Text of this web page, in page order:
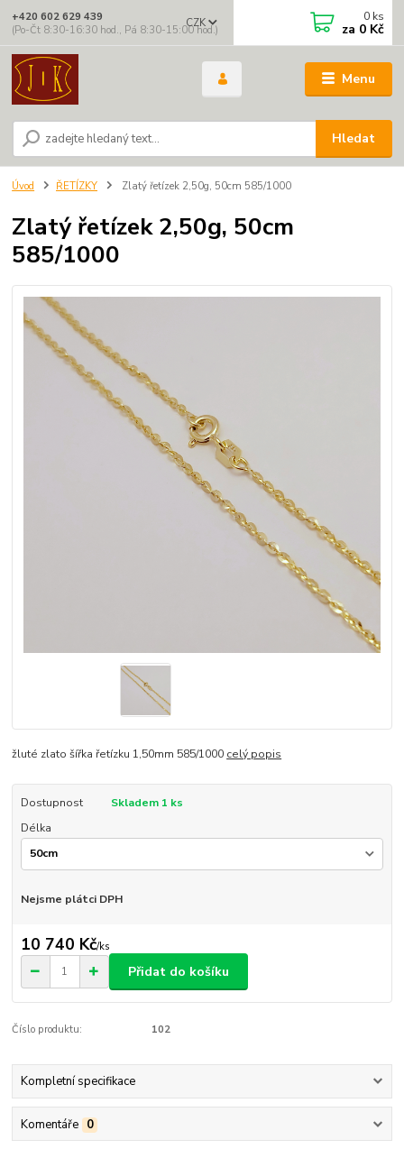
Menu
CZK
Hledat
+420 602 629 439
(Po-Čt 8:30-16:30 hod., Pá 8:30-15:00 hod.)
0 ks
za 0 Kč
Úvod ŘETÍZKY Zlatý řetízek 2,50g, 50cm 585/1000
Zlatý řetízek 2,50g, 50cm
585/1000
žluté zlato šířka řetízku 1,50mm 585/1000 celý popis
Dostupnost
Skladem 1 ks
Délka
Nejsme plátci DPH
10 740 Kč/ks
Přidat do košíku
Číslo produktu: 102
Kompletní specifikace
Komentáře 0